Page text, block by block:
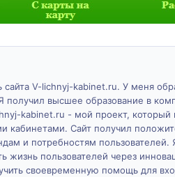
V-lichnyj-kabinet.ru. У меня
получил высшее образование в
kabinet.ru - мой проект, который
кабинетами. Сайт получил
и потребностям пользователей.
пользователей через
своевременную помощь для